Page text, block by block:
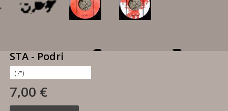
STA - Podri
7,00 €